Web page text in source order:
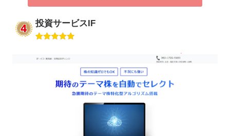
投資サービスIF